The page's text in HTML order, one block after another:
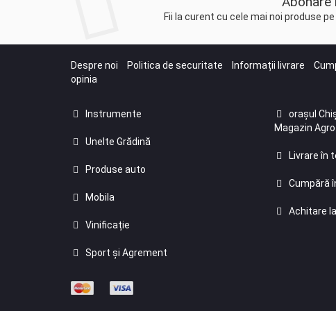
Fii la curent cu cele mai noi produse
Despre noi Politica de securitate Informații livrare
opinia
Instrumente
Unelte Grădină
Produse auto
Mobila
Vinificație
Sport și Agrement
orașul
Magazin
Livrare în
Cumpără
Achitare